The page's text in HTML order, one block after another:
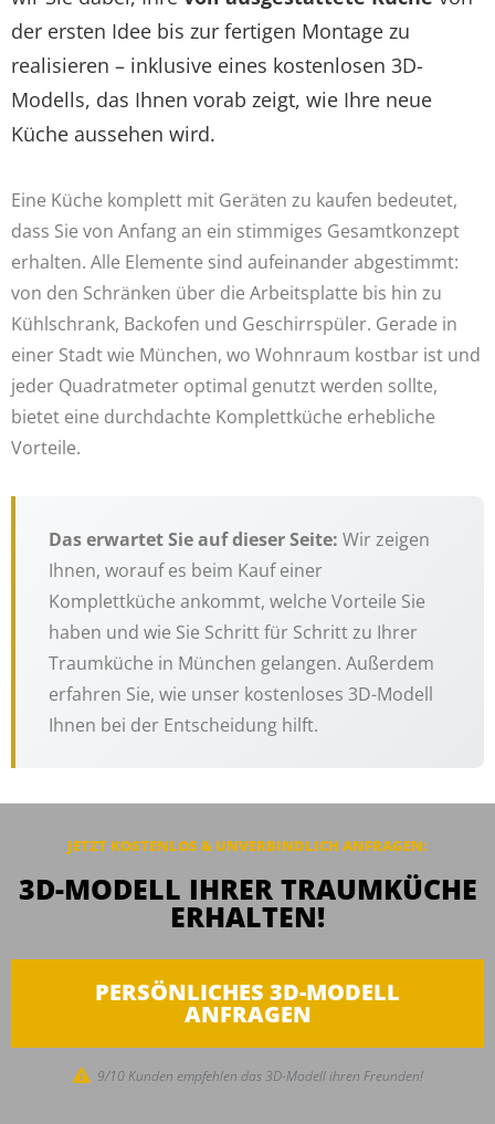
der ersten Idee bis zur fertigen Montage zu
realisieren – inklusive eines kostenlosen 3D-
Modells, das Ihnen vorab zeigt, wie Ihre neue
Küche aussehen wird.
Eine Küche komplett mit Geräten zu kaufen bedeutet,
dass Sie von Anfang an ein stimmiges Gesamtkonzept
erhalten. Alle Elemente sind aufeinander abgestimmt:
von den Schränken über die Arbeitsplatte bis hin zu
Kühlschrank, Backofen und Geschirrspüler. Gerade in
einer Stadt wie München, wo Wohnraum kostbar ist und
jeder Quadratmeter optimal genutzt werden sollte,
bietet eine durchdachte Komplettküche erhebliche
Vorteile.
Das erwartet Sie auf dieser Seite: Wir zeigen
Ihnen, worauf es beim Kauf einer
Komplettküche ankommt, welche Vorteile Sie
haben und wie Sie Schritt für Schritt zu Ihrer
Traumküche in München gelangen. Außerdem
erfahren Sie, wie unser kostenloses 3D-Modell
Ihnen bei der Entscheidung hilft.
JETZT KOSTENLOS & UNVERBINDLICH ANFRAGEN:
3D-MODELL IHRER TRAUMKÜCHE
ERHALTEN!
PERSÖNLICHES 3D-MODELL
ANFRAGEN
9/10 Kunden empfehlen das 3D-Modell ihren Freunden!